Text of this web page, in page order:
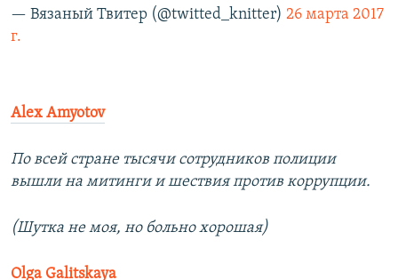
— Вязаный Твитер (@twitted_knitter) 26 марта 2017
г.
Alex Amyotov
По всей стране тысячи сотрудников полиции
вышли на митинги и шествия против коррупции.
(Шутка не моя, но больно хорошая)
Olga Galitskaya